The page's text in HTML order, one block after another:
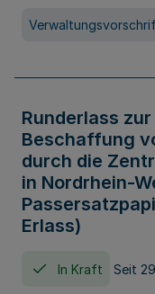
Runderlass
Beschaffung
durch die
in Nordrhein-
Erlass)
In Kraft Seit